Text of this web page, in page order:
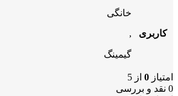
کاربری
خانگی
,
گیمینگ
امتیاز 0 از 5
0 نقد و بررسی